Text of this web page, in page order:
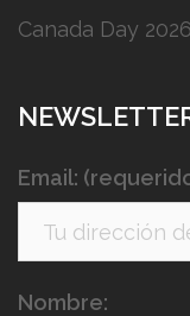
Canada Day
Email:
Nombre: